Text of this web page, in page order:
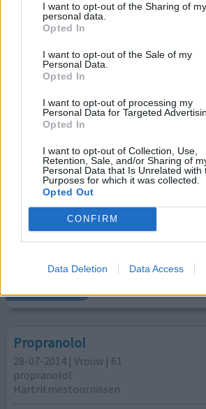
I want to opt-out of the Sharing of my
personal data.
Opted In
I want to opt-out of the Sale of my
Personal Data.
Opted In
I want to opt-out of processing my
Personal Data for Targeted
Opted In
I want to opt-out of Collection, Use,
Retention, Sale, and/or Sharing of
Personal Data that Is Unrelated with
Purposes for which it was collected.
Opted Out
CONFIRM
Data Deletion Data Access
geef mening
Propranolol
08-08-2015 | Vrouw | 53
propranolol (40mg)
Hartritmestoornissen
Effectiviteit
Hoeveelheid bijwerkingen
zeer tevreden over Propranolol niet
hartrimestoornis en te snelle hartslag,
migraine milder te laten worden en
Propranolol
28-07-2014 | Vrouw | 61
propranolol
Hartritmestoornissen